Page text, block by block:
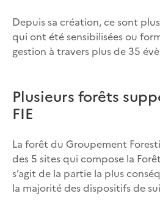
Depuis sa création, ce sont
qui ont été sensibilisées ou
gestion à travers plus de 35
Plusieurs forêts
FIE
La forêt du Groupement
des 5 sites qui compose la
s’agit de la partie la plus
la majorité des dispositifs de